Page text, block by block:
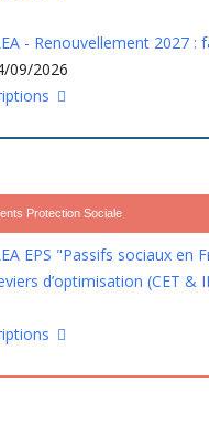
- Renouvellement 2027 :
09/2026
Protection Sociale
EPS "Passifs sociaux en
d’optimisation (CET &